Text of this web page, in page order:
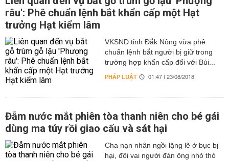
râu': Phê chuẩn lệnh bắt khẩn cấp một Hạt
trưởng Hạt kiểm lâm
VKSND tỉnh Đắk Nông vừa phê
chuẩn lệnh bắt người bị giữ trong
trường hợp khẩn cấp đối với Bùi...
PHÁP LUẬT 01:47 | 23/08/2018
Đẫm nước mắt phiên tòa thanh niên cho bé gái
dùng ma túy rồi giao cấu và sát hại
Cha nạn nhân ngồi lặng lẽ ở bục bị
hại, đôi vai người đàn ông nhỏ thó